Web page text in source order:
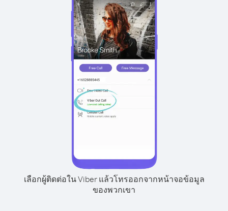
เลือกผู้ติดต่อใน Viber แล้วโทรออกจากหน้าจอข้อมูล
ของพวกเขา